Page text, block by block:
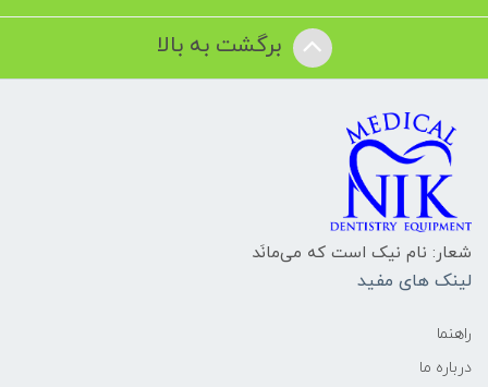
برگشت به بالا
شعار: نام نیک است که می‌مانَد
لینک های مفید
راهنما
درباره ما